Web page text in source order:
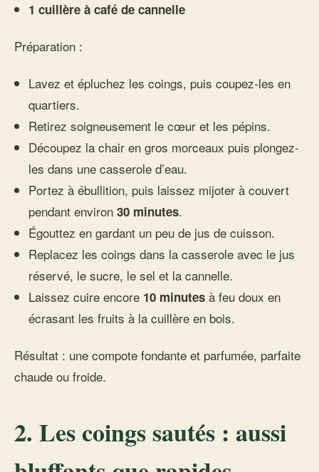
1 cuillère à café de cannelle
Préparation :
Lavez et épluchez les coings, puis coupez-les en
quartiers.
Retirez soigneusement le cœur et les pépins.
Découpez la chair en gros morceaux puis plongez-
les dans une casserole d’eau.
Portez à ébullition, puis laissez mijoter à couvert
pendant environ30 minutes.
Égouttez en gardant un peu de jus de cuisson.
Replacez les coings dans la casserole avec le jus
réservé, le sucre, le sel et la cannelle.
Laissez cuire encore 10 minutes à feu doux en
écrasant les fruits à la cuillère en bois.
Résultat : une compote fondante et parfumée, parfaite
chaude ou froide.
2. Les coings sautés : aussi